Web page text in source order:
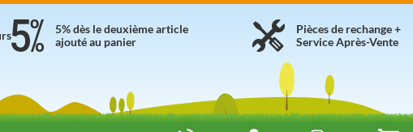
Pièces de rechange +
Service Après-Vente
5% dès le deuxième article
ajouté au panier